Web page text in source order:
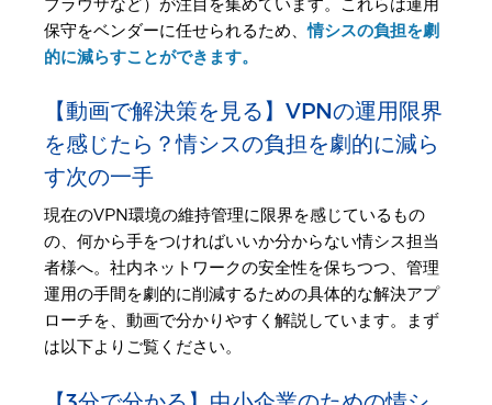
ブラウザなど）が注目を集めています。これらは運用
保守をベンダーに任せられるため、情シスの負担を劇
的に減らすことができます。
【動画で解決策を見る】VPNの運用限界
を感じたら？情シスの負担を劇的に減ら
す次の一手
現在のVPN環境の維持管理に限界を感じているもの
の、何から手をつければいいか分からない情シス担当
者様へ。社内ネットワークの安全性を保ちつつ、管理
運用の手間を劇的に削減するための具体的な解決アプ
ローチを、動画で分かりやすく解説しています。まず
は以下よりご覧ください。